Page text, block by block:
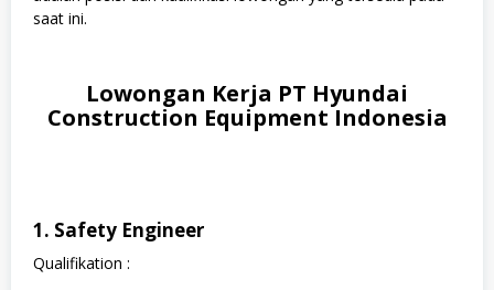
saat ini.
Lowongan Kerja PT Hyundai
Construction Equipment Indonesia
1. Safety Engineer
Qualifikation :